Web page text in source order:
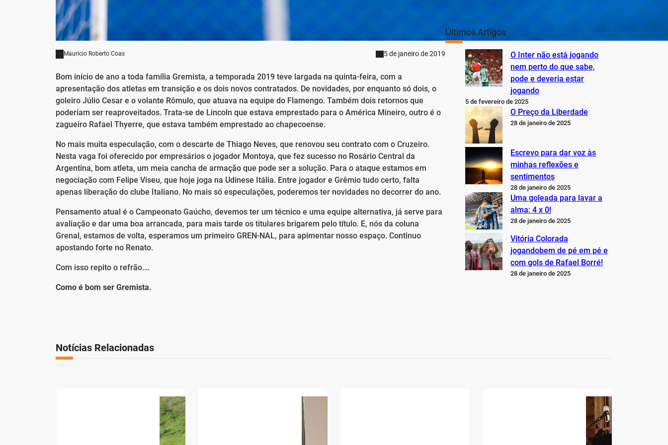
Mauricio Roberto Coas 5 de janeiro de 2019
Bom início de ano a toda família Gremista, a temporada 2019 teve largada na quinta-feira, com a
apresentação dos atletas em transição e os dois novos contratados. De novidades, por enquanto só dois, o
goleiro Júlio Cesar e o volante Rômulo, que atuava na equipe do Flamengo. Também dois retornos que
poderiam ser reaproveitados. Trata-se de Lincoln que estava emprestado para o América Mineiro, outro é o
zagueiro Rafael Thyerre, que estava também emprestado ao chapecoense.
No mais muita especulação, com o descarte de Thiago Neves, que renovou seu contrato com o Cruzeiro.
Nesta vaga foi oferecido por empresários o jogador Montoya, que fez sucesso no Rosário Central da
Argentina, bom atleta, um meia cancha de armação que pode ser a solução. Para o ataque estamos em
negociação com Felipe Viseu, que hoje joga na Udinese Itália. Entre jogador e Grêmio tudo certo, falta
apenas liberação do clube Italiano. No mais só especulações, poderemos ter novidades no decorrer do ano.
Pensamento atual é o Campeonato Gaúcho, devemos ter um técnico e uma equipe alternativa, já serve para
avaliação e dar uma boa arrancada, para mais tarde os titulares brigarem pelo título. E, nós da coluna
Grenal, estamos de volta, esperamos um primeiro GREN-NAL, para apimentar nosso espaço. Continuo
apostando forte no Renato.
Com isso repito o refrão….
Como é bom ser Gremista.
Últimos Artigos
O Inter não está jogando
nem perto do que sabe,
pode e deveria estar
jogando
5 de fevereiro de 2025
O Preço da Liberdade
28 de janeiro de 2025
Escrevo para dar voz às
minhas reflexões e
sentimentos
28 de janeiro de 2025
Uma goleada para lavar a
alma: 4 x 0!
28 de janeiro de 2025
Vitória Colorada
jogandobem de pé em pé e
com gols de Rafael Borré!
28 de janeiro de 2025
Notícias Relacionadas